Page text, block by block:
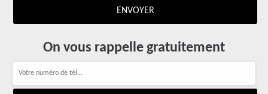
On vous rappelle gratuitement